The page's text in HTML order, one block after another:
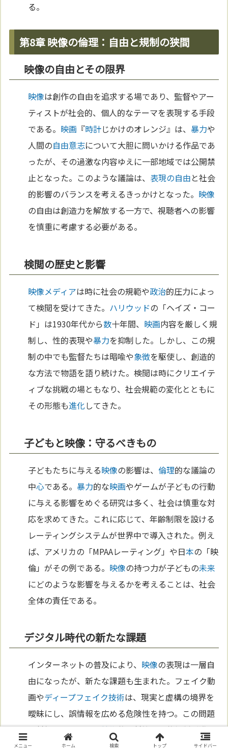
る。
第8章 映像の倫理：自由と規制の狭間
映像の自由とその限界
映像は創作の自由を追求する場であり、監督やアー
ティストが社会的、個人的なテーマを表現する手段
である。 映画 『時計じかけのオレンジ』は、暴力や
人間の自由意志について大胆に問いかける作品であ
ったが、その過激な内容ゆえに一部地域では公開禁
止となった。このような議論は、 表現の自由と社会
的影響のバランスを考えるきっかけとなった。 映像
の自由は創造力を解放する一方で、視聴者への影響
を慎重に考慮する必要がある。
検閲の歴史と影響
映像メディアは時に社会の規範や政治的圧力によっ
て検閲を受けてきた。 ハリウッドの「ヘイズ・コー
ド」は1930年代から数十年間、 映画内容を厳しく規
制し、性的表現や暴力を抑制した。しかし、この規
制の中でも監督たちは暗喩や象徴を駆使し、創造的
な方法で物語を語り続けた。検閲は時にクリエイテ
ィブな挑戦の場ともなり、社会規範の変化とともに
その形態も進化してきた。
子どもと映像：守るべきもの
子どもたちに与える映像の影響は、倫理的な議論の
中心である。暴力的な映画やゲームが子どもの行動
に与える影響をめぐる研究は多く、社会は慎重な対
応を求めてきた。これに応じて、年齢制限を設ける
レーティングシステムが世界中で導入された。例え
ば、アメリカの「MPAAレーティング」や日本の「映
倫」がその例である。 映像の持つ力が子どもの未来
にどのような影響を与えるかを考えることは、社会
全体の責任である。
デジタル時代の新たな課題
インターネットの普及により、 映像の表現は一層自
由になったが、新たな課題も生まれた。フェイク動
画やディープフェイク技術は、現実と虚構の境界を
曖昧にし、誤情報を広める危険性を持つ。この問題
に対処するために、技術的な対策や法的規制が進め
られている。一方で、インターネット上の
映像表現
メニュー ホーム 検索 トップ サイドバー